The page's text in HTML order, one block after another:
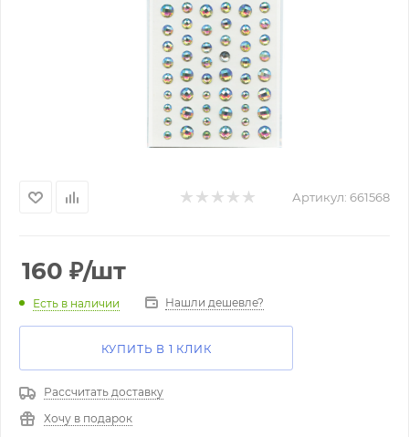
Артикул: 661568
160 ₽/шт
Есть в наличии Нашли дешевле?
КУПИТЬ В 1 КЛИК
Рассчитать доставку
Хочу в подарок